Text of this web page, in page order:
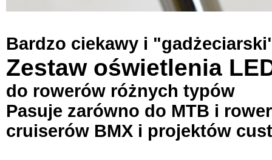
Bardzo ciekawy i
Zestaw oświetlenia
do rowerów różnych typów
Pasuje zarówno do MTB i
cruiserów BMX i projektów